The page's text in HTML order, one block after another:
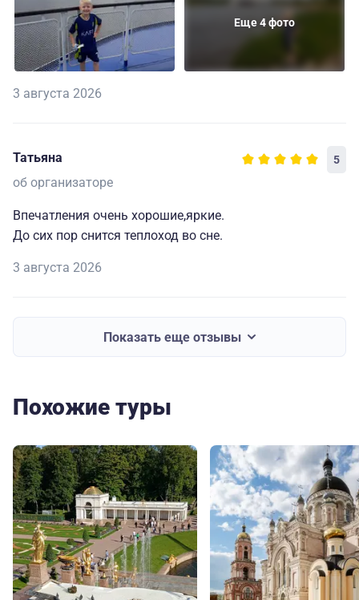
Еще 4 фото
3 августа 2026
Татьяна 5
об организаторе
Впечатления очень хорошие,яркие.
До сих пор снится теплоход во сне.
3 августа 2026
Показать еще отзывы
Похожие туры